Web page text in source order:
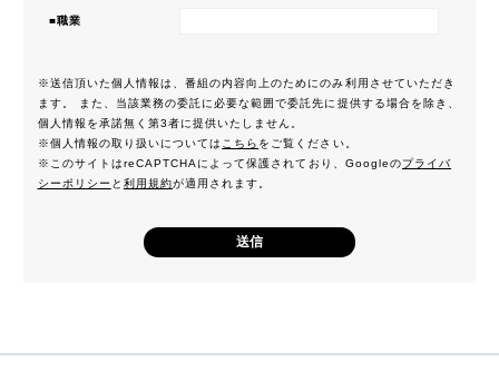
■職業
※送信頂いた個人情報は、番組の内容向上のためにのみ利用させていただき
ます。 また、当該業務の委託に必要な範囲で委託先に提供する場合を除き、
個人情報を承諾無く第3者に提供いたしません。
※個人情報の取り扱いについては こちら をご覧ください。
※このサイトはreCAPTCHAによって保護されており、Googleのプライバ
シーポリシー と 利用規約が適用されます。